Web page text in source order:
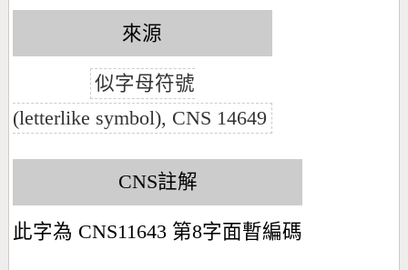
來源
似字母符號
(letterlike symbol), CNS 14649
CNS註解
此字為 CNS11643 第8字面暫編碼